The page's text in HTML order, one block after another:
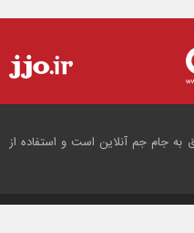
جام جم آنلاین است و استفاده از